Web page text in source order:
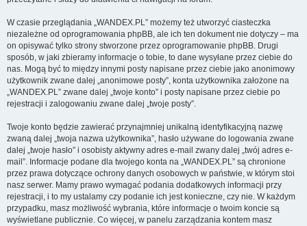
W czasie przeglądania „WANDEX.PL” możemy też utworzyć ciasteczka
niezależne od oprogramowania phpBB, ale ich ten dokument nie dotyczy – ma
on opisywać tylko strony stworzone przez oprogramowanie phpBB. Drugi
sposób, w jaki zbieramy informacje o tobie, to dane wysyłane przez ciebie do
nas. Mogą być to między innymi posty napisane przez ciebie jako anonimowy
użytkownik zwane dalej „anonimowe posty”, konta użytkownika założone na
„WANDEX.PL” zwane dalej „twoje konto” i posty napisane przez ciebie po
rejestracji i zalogowaniu zwane dalej „twoje posty”.
Twoje konto będzie zawierać przynajmniej unikalną identyfikacyjną nazwę
zwaną dalej „twoja nazwa użytkownika”, hasło używane do logowania zwane
dalej „twoje hasło” i osobisty aktywny adres e-mail zwany dalej „twój adres e-
mail”. Informacje podane dla twojego konta na „WANDEX.PL” są chronione
przez prawa dotyczące ochrony danych osobowych w państwie, w którym stoi
nasz serwer. Mamy prawo wymagać podania dodatkowych informacji przy
rejestracji, i to my ustalamy czy podanie ich jest konieczne, czy nie. W każdym
przypadku, masz możliwość wybrania, które informacje o twoim koncie są
wyświetlane publicznie. Co więcej, w panelu zarządzania kontem masz